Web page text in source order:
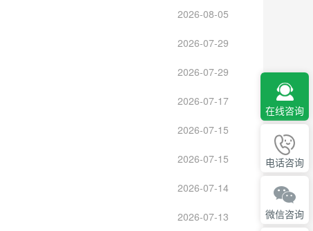
2026-08-05
2026-07-29
2026-07-29
2026-07-17
2026-07-15
2026-07-15
2026-07-14
2026-07-13
在线咨询
电话咨询
微信咨询